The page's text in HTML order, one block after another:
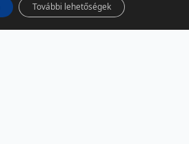
További lehetőségek